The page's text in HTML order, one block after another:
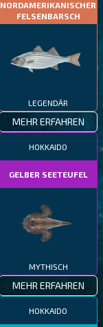
NORDAMERIKANISCHER
FELSENBARSCH
LEGENDÄR
MEHR ERFAHREN
HOKKAIDO
GELBER SEETEUFEL
MYTHISCH
MEHR ERFAHREN
HOKKAIDO